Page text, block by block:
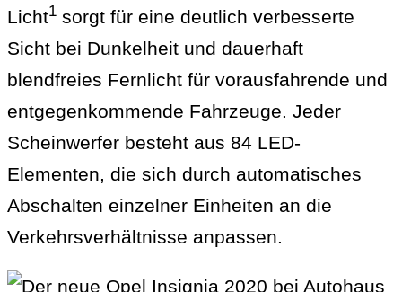
Licht1 sorgt für eine deutlich verbesserte
Sicht bei Dunkelheit und dauerhaft
blendfreies Fernlicht für vorausfahrende und
entgegenkommende Fahrzeuge. Jeder
Scheinwerfer besteht aus 84 LED-
Elementen, die sich durch automatisches
Abschalten einzelner Einheiten an die
Verkehrsverhältnisse anpassen.